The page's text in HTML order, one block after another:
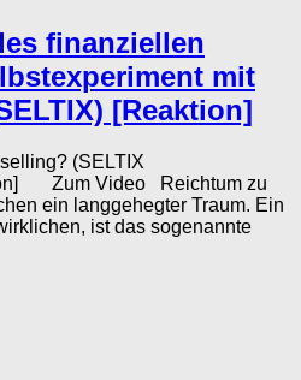
finanziellen
mit
[Reaktion]
(SELTIX
Zum Video Reichtum zu
ein langgehegter Traum. Ein
ist das sogenannte